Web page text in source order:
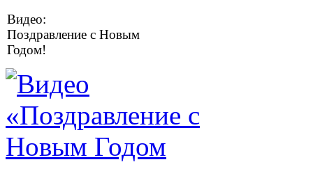
Видео:
Поздравление с Новым
Годом!